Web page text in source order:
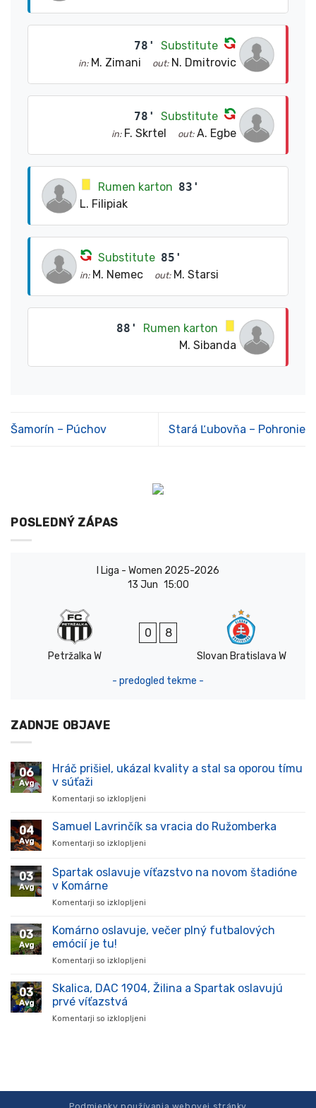
78' Substitute
in: M. Zimani out: N. Dmitrovic
78' Substitute
in: F. Skrtel out: A. Egbe
Rumen karton 83'
L. Filipiak
Substitute 85'
in: M. Nemec out: M. Starsi
88'
Rumen karton
M. Sibanda
Šamorín – Púchov Stará Ľubovňa – Pohronie
POSLEDNÝ ZÁPAS
I Liga - Women 2025-2026
13 Jun 15:00
Petržalka W
0 8
Slovan Bratislava W
- predogled tekme -
ZADNJE OBJAVE
06
Avg
Hráč prišiel, ukázal kvality a stal sa oporou tímu
v súťaži
Komentarji so izklopljeni
prišiel,
stal
súťaži
04
Avg
Samuel Lavrinčík sa vracia do Ružomberka
Komentarji so izklopljeni
Lavrinčík
03
Avg
Spartak oslavuje víťazstvo na novom štadióne
v Komárne
Komentarji so izklopljeni
oslavuje
v
03
Avg
Komárno oslavuje, večer plný futbalových
emócií je tu!
Komentarji so izklopljeni
oslavuje,
03
Avg
Skalica, DAC 1904, Žilina a Spartak oslavujú
prvé víťazstvá
Komentarji so izklopljeni
Spartak
oslavujú